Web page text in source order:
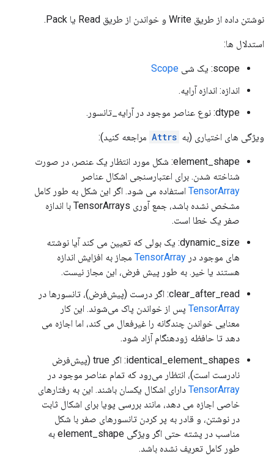
نوشتن داده از طریق Write و خواندن از طریق Read یا Pack.
استدلال ها:
scope: یک شی
Scope
اندازه: اندازه آرایه.
dtype: نوع عناصر موجود در آرایه_تانسور.
ویژگی های اختیاری (به Attrs مراجعه کنید):
element_shape: شکل مورد انتظار یک عنصر، در صورت
شناخته شدن. برای اعتبارسنجی اشکال عناصر
TensorArray استفاده می شود. اگر این شکل به طور کامل
مشخص نشده باشد، جمع آوری TensorArrays با اندازه
صفر یک خطا است.
dynamic_size: یک بولی که تعیین می کند آیا نوشته
های موجود در TensorArray مجاز به افزایش اندازه
هستند یا خیر. به طور پیش فرض، این مجاز نیست.
clear_after_read: اگر درست (پیش‌فرض)، تانسورها در
TensorArray پس از خواندن پاک می‌شوند. این کار
معنایی خواندن چندگانه را غیرفعال می کند، اما اجازه می
دهد تا حافظه زودهنگام آزاد شود.
identical_element_shapes: اگر true (پیش‌فرض
نادرست است)، انتظار می‌رود که تمام عناصر موجود در
TensorArray دارای اشکال یکسان باشند. این به رفتارهای
خاصی اجازه می دهد، مانند بررسی پویا برای اشکال ثابت
در نوشتن، و قادر به پر کردن تانسورهای صفر با شکل
مناسب در پشته حتی اگر ویژگی element_shape به
طور کامل تعریف نشده باشد.